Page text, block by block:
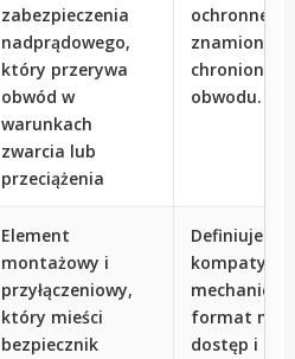
zabezpieczenia
nadprądowego,
który przerywa
obwód w
warunkach
zwarcia lub
przeciążenia
ochronne i
chronionego
obwodu.
Element
montażowy i
przyłączeniowy,
który mieści
bezpiecznik
Definiuje
format
dostęp i